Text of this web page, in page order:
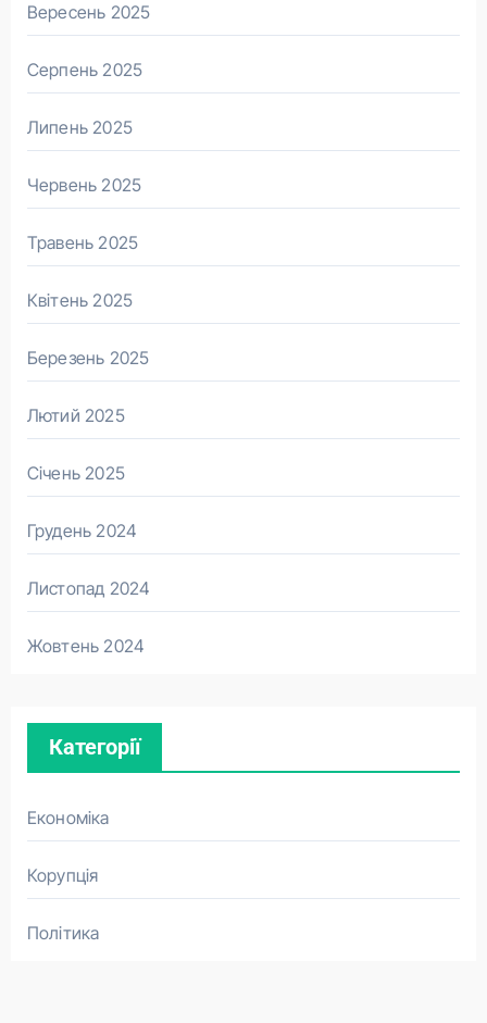
Вересень 2025
Серпень 2025
Липень 2025
Червень 2025
Травень 2025
Квітень 2025
Березень 2025
Лютий 2025
Січень 2025
Грудень 2024
Листопад 2024
Жовтень 2024
Категорії
Економіка
Корупція
Політика